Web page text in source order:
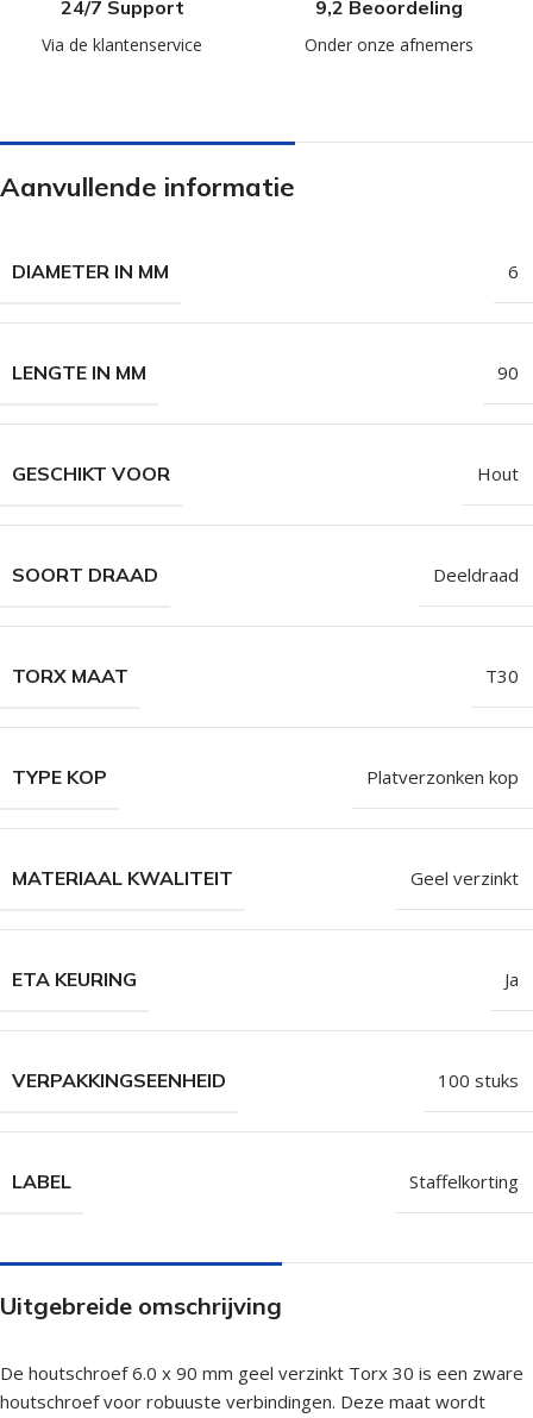
24/7 Support
Via de klantenservice
9,2 Beoordeling
Onder onze afnemers
Aanvullende informatie
DIAMETER IN MM 6
LENGTE IN MM 90
GESCHIKT VOOR Hout
SOORT DRAAD Deeldraad
TORX MAAT T30
TYPE KOP Platverzonken kop
MATERIAAL KWALITEIT Geel verzinkt
ETA KEURING Ja
VERPAKKINGSEENHEID 100 stuks
LABEL Staffelkorting
Uitgebreide omschrijving
De houtschroef 6.0 x 90 mm geel verzinkt Torx 30 is een zware
houtschroef voor robuuste verbindingen. Deze maat wordt